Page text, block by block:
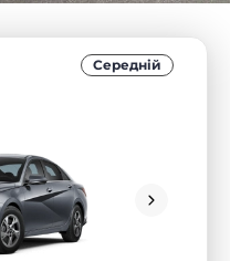
Середнiй